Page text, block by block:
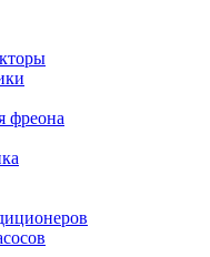
фреона